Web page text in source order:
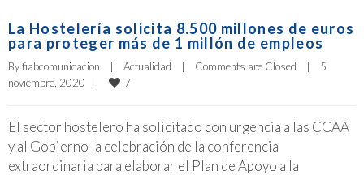
La Hostelería solicita 8.500 millones de euros
para proteger más de 1 millón de empleos
By fiabcomunicacion Actualidad Comments are Closed
5
noviembre, 2020
7
El sector hostelero ha solicitado con urgencia a las CCAA
y al Gobierno la celebración de la conferencia
extraordinaria para elaborar el Plan de Apoyo a la